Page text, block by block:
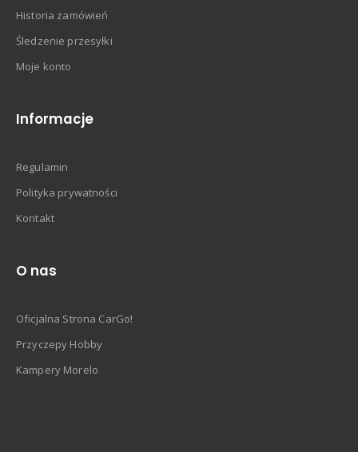
Historia zamówień
Śledzenie przesyłki
Moje konto
Informacje
Regulamin
Polityka prywatności
Kontakt
O nas
Oficjalna Strona CarGo!
Przyczepy Hobby
Kampery Morelo